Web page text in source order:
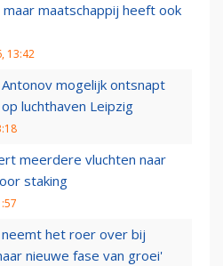
maatschappij heeft ook
13:42
mogelijk ontsnapt
luchthaven Leipzig
meerdere vluchten naar
staking
neemt het roer over bij
nieuwe fase van groei'